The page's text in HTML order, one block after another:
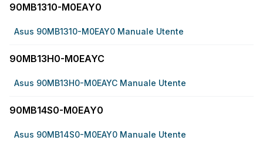
90MB1310-M0EAY0
Asus 90MB1310-M0EAY0 Manuale Utente
90MB13H0-M0EAYC
Asus 90MB13H0-M0EAYC Manuale Utente
90MB14S0-M0EAY0
Asus 90MB14S0-M0EAY0 Manuale Utente